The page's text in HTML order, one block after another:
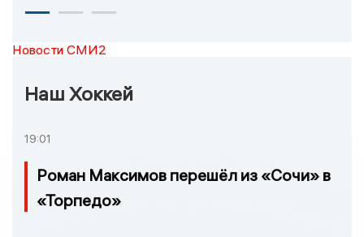
Новости СМИ2
Наш Хоккей
19:01
Роман Максимов перешёл из «Сочи» в
«Торпедо»